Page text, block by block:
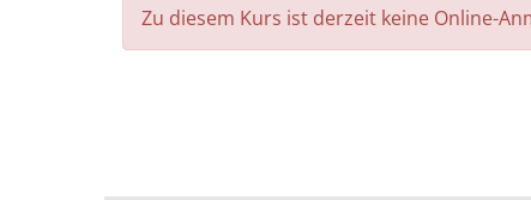
Zu diesem Kurs ist derzeit keine Online-